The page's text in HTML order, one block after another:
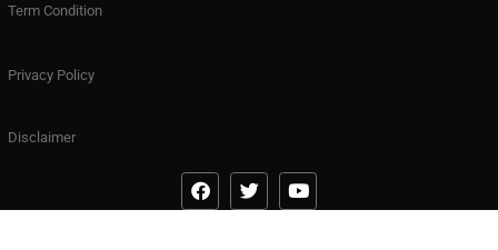
Term Condition
Privacy Policy
Disclaimer